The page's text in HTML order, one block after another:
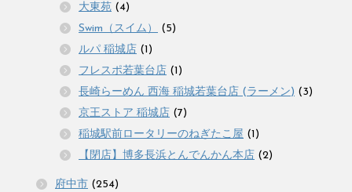
大東苑 (4)
Swim（スイム）
(5)
ルパ 稲城店 (1)
フレスポ若葉台店 (1)
長崎らーめん 西海 稲城若葉台店 (ラーメン) (3)
京王ストア 稲城店 (7)
稲城駅前ロータリーのねぎたこ屋 (1)
【閉店】博多長浜とんでんかん本店 (2)
府中市 (254)